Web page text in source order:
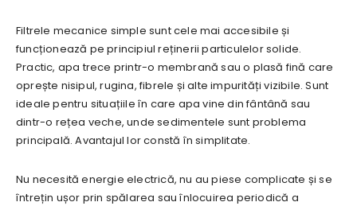
Filtrele mecanice simple sunt cele mai accesibile și
funcționează pe principiul reținerii particulelor solide.
Practic, apa trece printr-o membrană sau o plasă fină care
oprește nisipul, rugina, fibrele și alte impurități vizibile. Sunt
ideale pentru situațiile în care apa vine din fântână sau
dintr-o rețea veche, unde sedimentele sunt problema
principală. Avantajul lor constă în simplitate.
Nu necesită energie electrică, nu au piese complicate și se
întrețin ușor prin spălarea sau înlocuirea periodică a